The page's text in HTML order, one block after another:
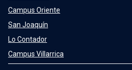
Campus Oriente
San Joaquín
Lo Contador
Campus Villarrica